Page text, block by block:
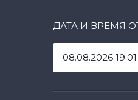
ДАТА И ВРЕМЯ